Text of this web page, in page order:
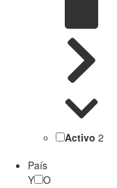
Activo 2
País
Y
O